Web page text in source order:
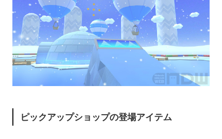
ピックアップショップの登場アイテム